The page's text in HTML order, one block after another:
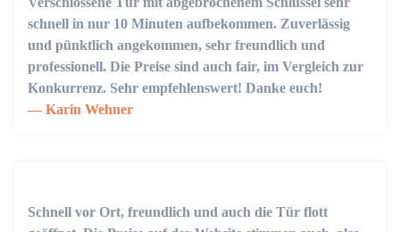
schnell in nur 10 Minuten aufbekommen. Zuverlässig
und pünktlich angekommen, sehr freundlich und
professionell. Die Preise sind auch fair, im Vergleich zur
Konkurrenz. Sehr empfehlenswert! Danke euch!
Karin Wehner
Schnell vor Ort, freundlich und auch die Tür flott